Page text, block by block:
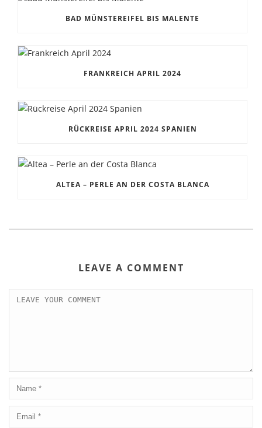
BAD MÜNSTEREIFEL BIS MALENTE
FRANKREICH APRIL 2024
RÜCKREISE APRIL 2024 SPANIEN
ALTEA – PERLE AN DER COSTA BLANCA
LEAVE A COMMENT